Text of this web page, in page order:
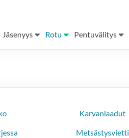
Jäsenyys Rotu Pentuvälitys
Karvanlaadut
Metsästysvietti